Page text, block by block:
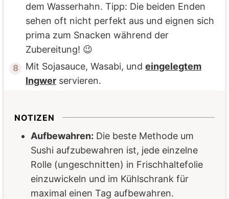
dem Wasserhahn. Tipp: Die beiden Enden
sehen oft nicht perfekt aus und eignen sich
prima zum Snacken während der
Zubereitung! 😉
Mit Sojasauce, Wasabi, und eingelegtem
Ingwer servieren.
NOTIZEN
Aufbewahren: Die beste Methode um
Sushi aufzubewahren ist, jede einzelne
Rolle (ungeschnitten) in Frischhaltefolie
einzuwickeln und im Kühlschrank für
maximal einen Tag aufbewahren.